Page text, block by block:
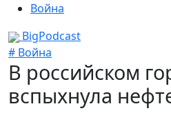
Война
BigPodcast
# Война
В российском
вспыхнула